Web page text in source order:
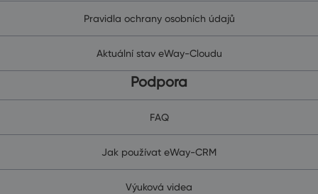
Pravidla ochrany osobních údajů
Aktuální stav eWay-Cloudu
Podpora
FAQ
Jak používat eWay-CRM
Výuková videa